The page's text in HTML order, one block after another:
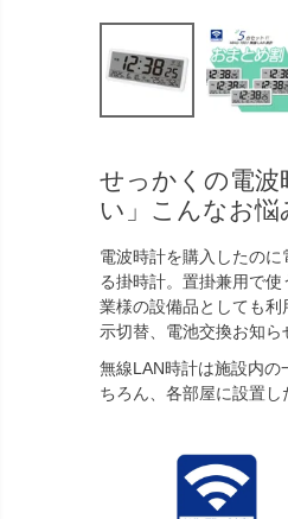
せっかくの電波
い」こんなお悩
電波時計を購入したの
る掛時計。置掛兼用で
業様の設備品としても
示切替、電池交換お知ら
無線LAN時計は施設内の
ちろん、各部屋に設置し